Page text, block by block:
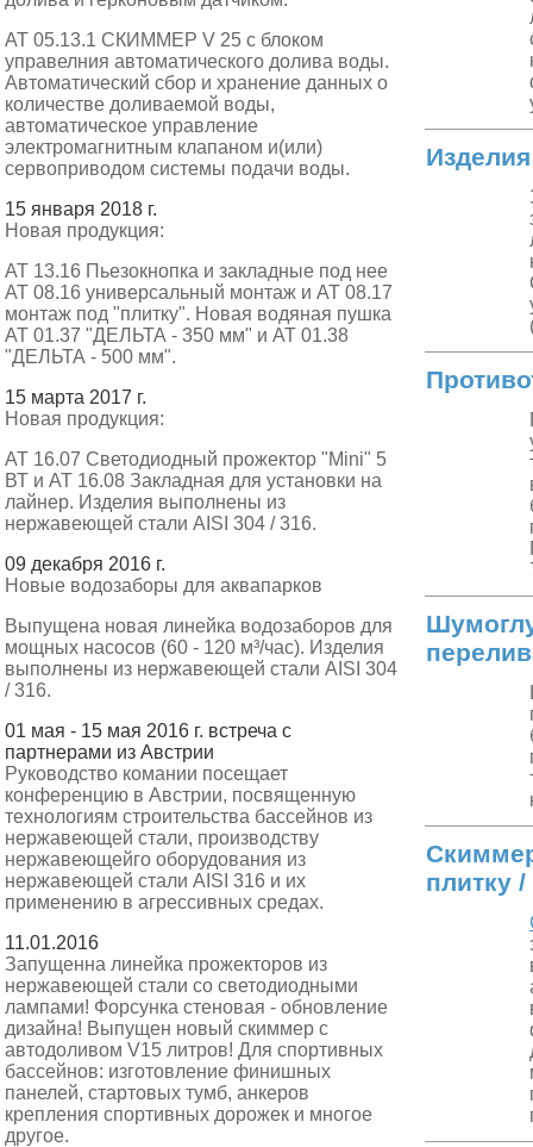
АТ 05.13.1 СКИММЕР V 25 с блоком
управелния автоматического долива воды.
Автоматический сбор и хранение данных о
количестве доливаемой воды,
автоматическое управление
электромагнитным клапаном и(или)
сервоприводом системы подачи воды.
15 января 2018 г.
Новая продукция:
АТ 13.16 Пьезокнопка и закладные под нее
АТ 08.16 универсальный монтаж и АТ 08.17
монтаж под "плитку". Новая водяная пушка
АТ 01.37 "ДЕЛЬТА - 350 мм" и АТ 01.38
"ДЕЛЬТА - 500 мм".
15 марта 2017 г.
Новая продукция:
АТ 16.07 Светодиодный прожектор "Mini" 5
ВТ и АТ 16.08 Закладная для установки на
лайнер. Изделия выполнены из
нержавеющей стали AISI 304 / 316.
09 декабря 2016 г.
Новые водозаборы для аквапарков
Выпущена новая линейка водозаборов для
мощных насосов (60 - 120 м³/час). Изделия
выполнены из нержавеющей стали AISI 304
/ 316.
01 мая - 15 мая 2016 г. встреча с
партнерами из Австрии
Руководство комании посещает
конференцию в Австрии, посвященную
технологиям строительства бассейнов из
нержавеющей стали, производству
нержавеющейго оборудования из
нержавеющей стали AISI 316 и их
применению в агрессивных средах.
11.01.2016
Запущенна линейка прожекторов из
нержавеющей стали со светодиодными
лампами! Форсунка стеновая - обновление
дизайна! Выпущен новый скиммер с
автодоливом V15 литров! Для спортивных
бассейнов: изготовление финишных
панелей, стартовых тумб, анкеров
крепления спортивных дорожек и многое
другое.
плитку